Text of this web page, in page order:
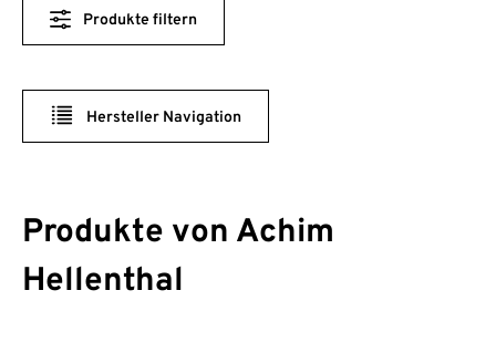
Produkte filtern
Hersteller Navigation
Produkte von Achim
Hellenthal